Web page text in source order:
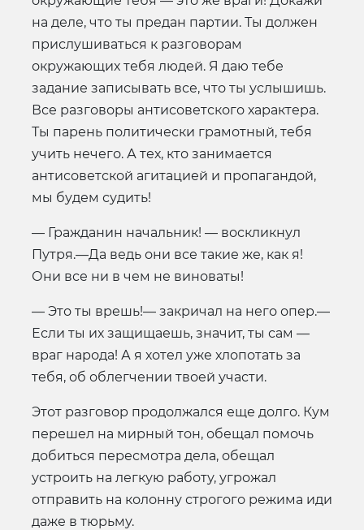
на деле, что ты предан партии. Ты должен
прислушиваться к разговорам
окружающих тебя людей. Я даю тебе
задание записывать все, что ты услышишь.
Все разговоры антисоветского характера.
Ты парень политически грамотный, тебя
учить нечего. А тех, кто занимается
антисоветской агитацией и пропагандой,
мы будем судить!
— Гражданин начальник! — воскликнул
Путря.—Да ведь они все такие же, как я!
Они все ни в чем не виноваты!
— Это ты врешь!— закричал на него опер.—
Если ты их защищаешь, значит, ты сам —
враг народа! А я хотел уже хлопотать за
тебя, об облегчении твоей участи.
Этот разговор продолжался еще долго. Кум
перешел на мирный тон, обещал помочь
добиться пересмотра дела, обещал
устроить на легкую работу, угрожал
отправить на колонну строгого режима иди
даже в тюрьму.